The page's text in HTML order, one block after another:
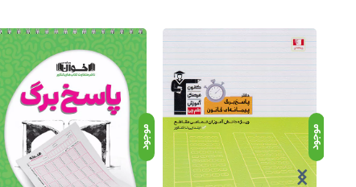
موجود موجود